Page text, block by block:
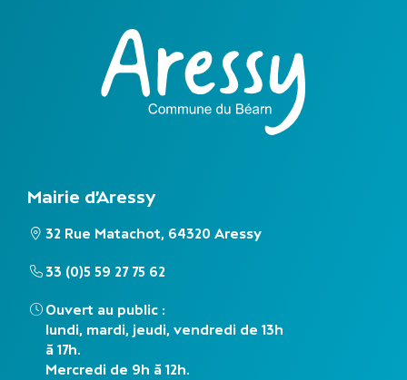
Mairie d'Aressy
32 Rue Matachot, 64320 Aressy
33 (0)5 59 27 75 62
Ouvert au public :
lundi, mardi, jeudi, vendredi de 13h
à 17h.
Mercredi de 9h à 12h.